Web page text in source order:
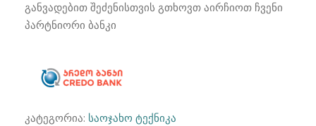
HG-
8666
განვადებით შეძენისთვის გთხოვთ აირჩიოთ ჩვენი
პარტნიორი ბანკი
კატეგორია: საოჯახო ტექნიკა